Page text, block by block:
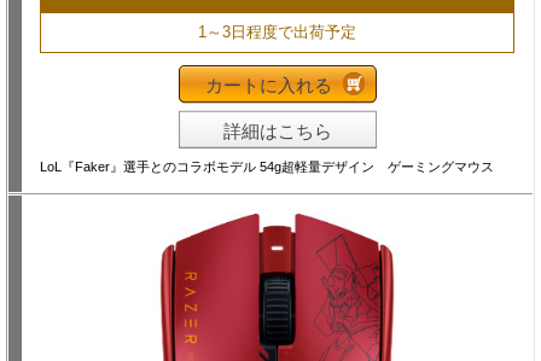
1～3日程度で出荷予定
カートに入れる
詳細はこちら
LoL『Faker』選手とのコラボモデル 54g超軽量デザイン ゲーミングマウス